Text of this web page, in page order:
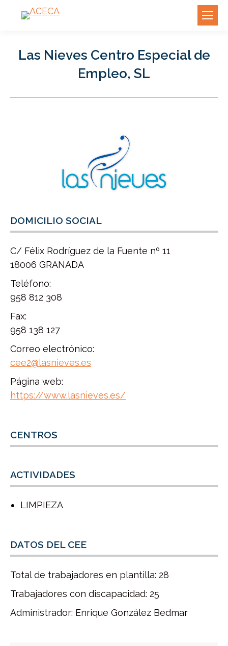
Las Nieves Centro Especial de
Empleo, SL
DOMICILIO SOCIAL
C/ Félix Rodríguez de la Fuente nº 11
18006 GRANADA
Teléfono:
958 812 308
Fax:
958 138 127
Correo electrónico:
cee2@lasnieves.es
Página web:
https://www.lasnieves.es/
CENTROS
ACTIVIDADES
LIMPIEZA
DATOS DEL CEE
Total de trabajadores en plantilla: 28
Trabajadores con discapacidad: 25
Administrador: Enrique González Bedmar